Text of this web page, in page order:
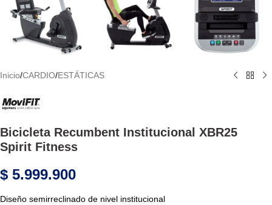
Inicio/CARDIO/ESTÁTICAS
Bicicleta Recumbent Institucional XBR25
Spirit Fitness
$ 5.999.900
Diseño semirreclinado de nivel institucional